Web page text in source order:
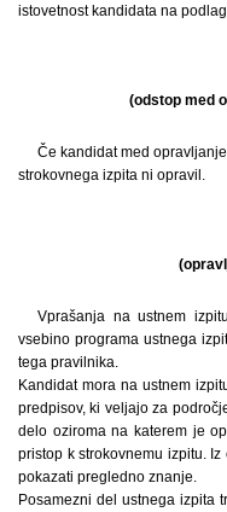
istovetnost kandidata na
(odstop med
Če kandidat med
strokovnega izpita ni opravil.
Vprašanja na ustnem
vsebino programa ustnega
tega pravilnika.
Kandidat mora na ustnem
predpisov, ki veljajo za
delo oziroma na katerem je
pristop k strokovnemu izpitu.
pokazati pregledno znanje.
Posamezni del ustnega izpita